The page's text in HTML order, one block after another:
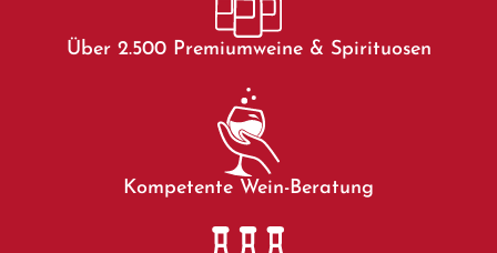
Über 2.500 Premiumweine & Spirituosen
Kompetente Wein-Beratung